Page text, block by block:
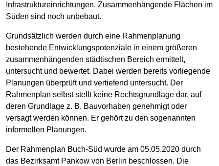
Infrastruktureinrichtungen. Zusammenhängende Flächen im
Süden sind noch unbebaut.
Grundsätzlich werden durch eine Rahmenplanung
bestehende Entwicklungspotenziale in einem größeren
zusammenhängenden städtischen Bereich ermittelt,
untersucht und bewertet. Dabei werden bereits vorliegende
Planungen überprüft und vertiefend untersucht. Der
Rahmenplan selbst stellt keine Rechtsgrundlage dar, auf
deren Grundlage z. B. Bauvorhaben genehmigt oder
versagt werden können. Er gehört zu den sogenannten
informellen Planungen.
Der Rahmenplan Buch-Süd wurde am 05.05.2020 durch
das Bezirksamt Pankow von Berlin beschlossen. Die